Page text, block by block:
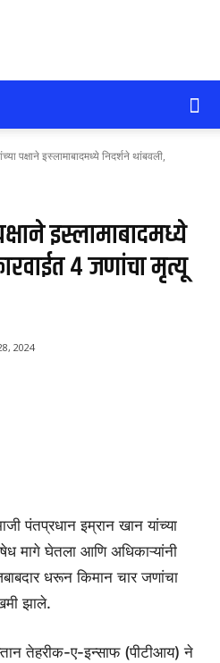
सोलापूर
आजतक
पक्षाने इस्लामाबादमध्ये निदर्शने थांबवली,
इस्लामाबादमध्ये
४ जणांचा मृत्यू
2024
पंतप्रधान इम्रान खान यांच्या
मागे घेतला आणि अधिकाऱ्यांनी
धरून किमान चार जणांचा
झाले.
तेहरीक-ए-इन्साफ (पीटीआय) ने